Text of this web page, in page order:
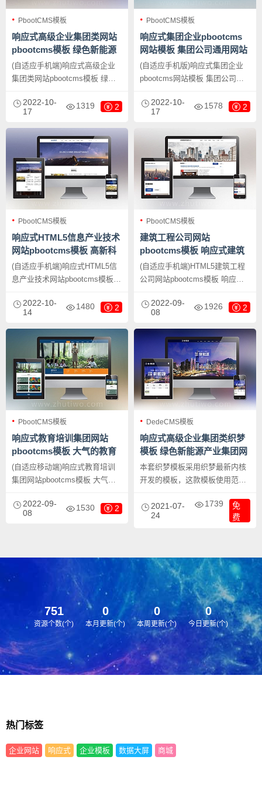
PbootCMS模板
响应式高级企业集团类网站
pbootcms模板 绿色新能源
产业集团网站源码下载
(自适应手机端)响应式高级企业
集团类网站pbootcms模板 绿色
PbootCMS内核开发的网站模
板，该模板适用于集团企业网
站、能源产业网站等企业，当然
其他行业也可以做，只需要把文
字图片换成其他行业的即可；
2022-10-
17
1319 2
PbootCMS模板
响应式集团企业pbootcms
网站模板 集团公司通用网站
源码下载
(自适应手机版)响应式集团企业
pbootcms网站模板 集团公司通
核开发的网站模板，该模板适用
于集团网站模板、企业通用网站
以做，只需要把文字图片换成其
他行业的即可；
2022-10-
17
1578 2
PbootCMS模板
响应式HTML5信息产业技术
网站pbootcms模板 高新科
技企业集团网站源码下载
(自适应手机端)响应式HTML5信
息产业技术网站pbootcms模板
载，PbootCMS内核开发的网站
模板，该模板适用于信息产业技
术网站、企业集团网站等企业，
当然其他行业也可以做，只需要
把文字图片换成其他行业的即
可；
2022-10-
14
1480 2
PbootCMS模板
建筑工程公司网站
pbootcms模板 响应式建筑
集团网站源码下载
(自适应手机端)HTML5建筑工程
公司网站pbootcms模板 响应式
PbootCMS内核开发的网站模
板，该模板适用于建筑工程公司
网站、建筑集团网站等企业，当
然其他行业也可以做，只需要把
文字图片换成其他行业的即可；
2022-09-
08
1926 2
PbootCMS模板
响应式教育培训集团网站
pbootcms模板 大气的教育
培训机构网站源码下载
(自适应移动端)响应式教育培训
集团网站pbootcms模板 大气的
PbootCMS内核开发的网站模
板，该模板适用于教育培训网
字图片换成其他行业的即可；
2022-09-
08
1530 2
DedeCMS模板
响应式高级企业集团类织梦
模板 绿色新能源产业集团网
站模板下载
本套织梦模板采用织梦最新内核
开发的模板，这款模板使用范围
业，集团企业、新能源产业类的
网站模板网站类的网站都可以用
2021-07-
24
1739
免
费
751
资源个数(个)
0
本月更新(个)
0
本周更新(个)
0
今日更新(个)
热门标签
企业网站 响应式 企业模板 数据大屏 商城